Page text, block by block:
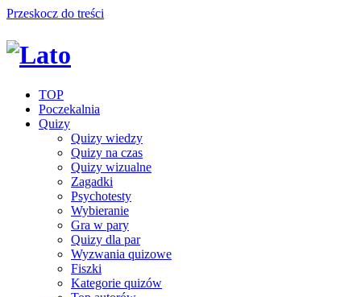
Przeskocz do treści
TOP
Poczekalnia
Quizy
Quizy wiedzy
Quizy na czas
Quizy wizualne
Zagadki
Psychotesty
Wybieranie
Gra w pary
Quizy dla par
Wyzwania quizowe
Fiszki
Kategorie quizów